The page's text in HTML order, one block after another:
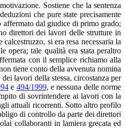
Sostiene che la sentenza
che pure state precisamente
affermato dal giudice di primo grado;
direttori dei lavori delle strutture in
si era resa necessaria la
opera; tale qualità era stata peraltro
con il semplice richiamo alla
tiene conto della avvenuta nomina
lavori della stessa, circostanza per
e 494/1999, e nessuna delle norme
di sovrintendere ai lavori con la
attuali ricorrenti. Sotto altro profilo
di controllo da parte dei direttori
collaboranti in lamiera grecata ed